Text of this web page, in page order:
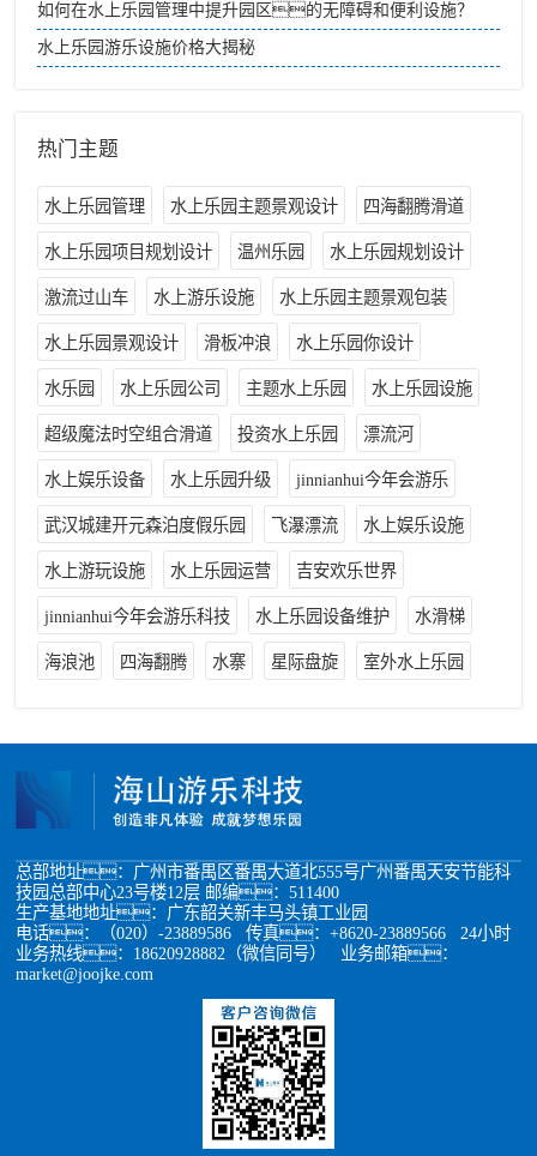
如何在水上乐园管理中提升园区的无障碍和便利设施？
水上乐园游乐设施价格大揭秘
热门主题
水上乐园管理 水上乐园主题景观设计 四海翻腾滑道
水上乐园项目规划设计 温州乐园 水上乐园规划设计
激流过山车 水上游乐设施 水上乐园主题景观包装
水上乐园景观设计 滑板冲浪 水上乐园你设计
水乐园 水上乐园公司 主题水上乐园 水上乐园设施
超级魔法时空组合滑道 投资水上乐园 漂流河
水上娱乐设备 水上乐园升级 jinnianhui今年会游乐
武汉城建开元森泊度假乐园 飞瀑漂流 水上娱乐设施
水上游玩设施 水上乐园运营 吉安欢乐世界
jinnianhui今年会游乐科技 水上乐园设备维护 水滑梯
海浪池 四海翻腾 水寨 星际盘旋 室外水上乐园
总部地址：广州市番禺区番禺大道北555号广州番禺天安节能科
技园总部中心23号楼12层 邮编：511400
生产基地地址：广东韶关新丰马头镇工业园
电话：（020）-23889586 传真：+8620-23889566 24小时
业务热线：18620928882（微信同号） 业务邮箱：
market@joojke.com